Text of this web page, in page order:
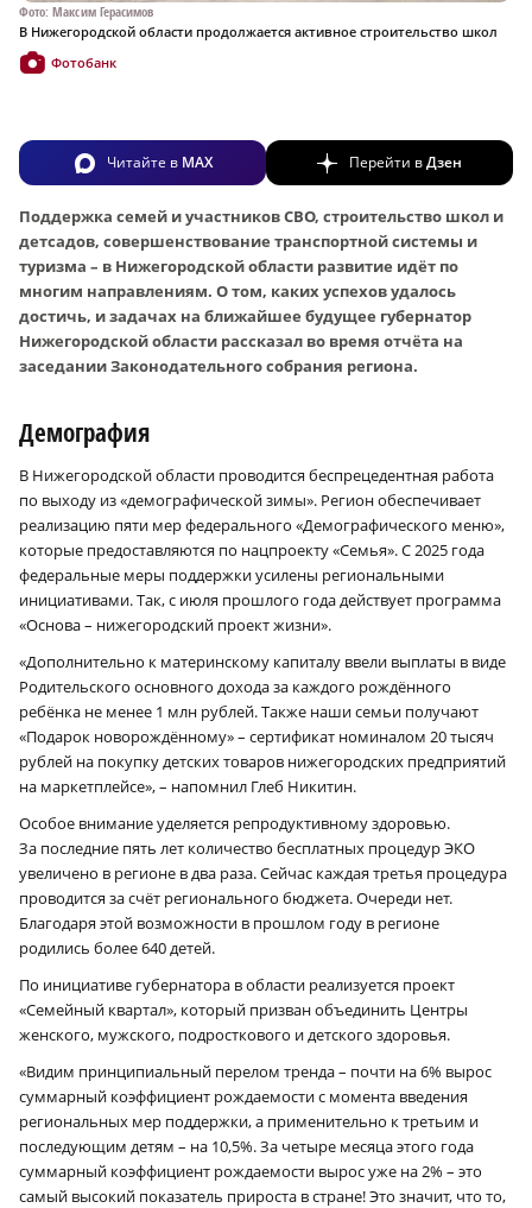
Фото: Максим Герасимов
В Нижегородской области продолжается активное строительство школ
Фотобанк
Читайте в MAX Перейти вДзен
Поддержка семей и участников СВО, строительство школ и
детсадов, совершенствование транспортной системы и
туризма – в Нижегородской области развитие идёт по
многим направлениям. О том, каких успехов удалось
достичь, и задачах на ближайшее будущее губернатор
Нижегородской области рассказал во время отчёта на
заседании Законодательного собрания региона.
Демография
В Нижегородской области проводится беспрецедентная работа
по выходу из «демографической зимы». Регион обеспечивает
реализацию пяти мер федерального «Демографического меню»,
которые предоставляются по нацпроекту «Семья». С 2025 года
федеральные меры поддержки усилены региональными
инициативами. Так, с июля прошлого года действует программа
«Основа – нижегородский проект жизни».
«Дополнительно к материнскому капиталу ввели выплаты в виде
Родительского основного дохода за каждого рождённого
ребёнка не менее 1 млн рублей. Также наши семьи получают
«Подарок новорождённому» – сертификат номиналом 20 тысяч
рублей на покупку детских товаров нижегородских предприятий
на маркетплейсе», – напомнил Глеб Никитин.
Особое внимание уделяется репродуктивному здоровью.
За последние пять лет количество бесплатных процедур ЭКО
увеличено в регионе в два раза. Сейчас каждая третья процедура
проводится за счёт регионального бюджета. Очереди нет.
Благодаря этой возможности в прошлом году в регионе
родились более 640 детей.
По инициативе губернатора в области реализуется проект
«Семейный квартал», который призван объединить Центры
женского, мужского, подросткового и детского здоровья.
«Видим принципиальный перелом тренда – почти на 6% вырос
суммарный коэффициент рождаемости с момента введения
региональных мер поддержки, а применительно к третьим и
последующим детям – на 10,5%. За четыре месяца этого года
суммарный коэффициент рождаемости вырос уже на 2% – это
самый высокий показатель прироста в стране! Это значит, что то,